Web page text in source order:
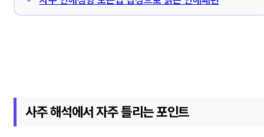
사주 해석에서 자주 틀리는 포인트